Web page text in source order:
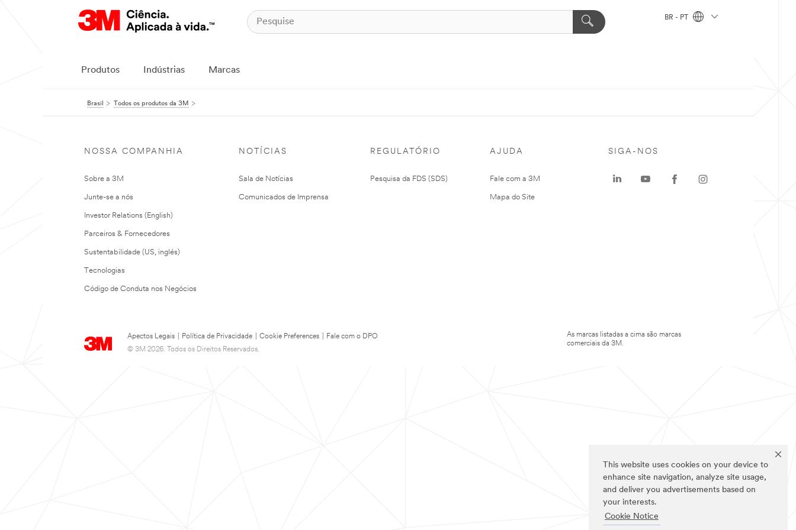
This website uses cookies on your device to
enhance site navigation, analyze site usage,
and deliver you advertisements based on
your interests.
Cookie Notice
BR - PT
Produtos Indústrias Marcas
Brasil Todos os produtos da 3M
NOSSA COMPANHIA
Sobre a 3M
Junte-se a nós
Investor Relations (English)
Parceiros & Fornecedores
Sustentabilidade (US, inglés)
Tecnologias
Código de Conduta nos Negócios
NOTÍCIAS
Sala de Notícias
Comunicados de Imprensa
REGULATÓRIO
Pesquisa da FDS (SDS)
AJUDA
Fale com a 3M
Mapa do Site
Apectos Legais Política de Privacidade Cookie Preferences
Fale com o DPO
© 3M 2026. Todos os Direitos Reservados.
SIGA-NOS
As marcas listadas a cima são marcas
comerciais da 3M.